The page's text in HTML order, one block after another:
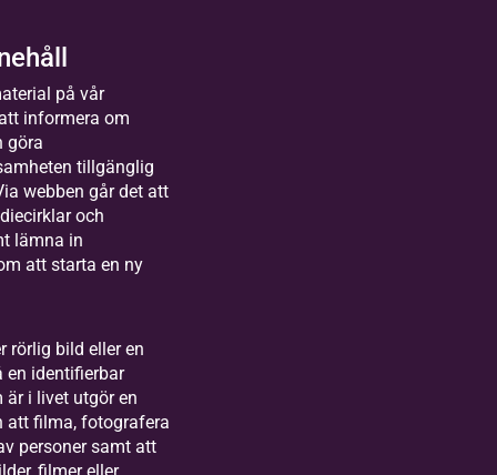
på vår
informera om
göra
tillgänglig
webben går det att
och
lämna in
att starta en ny
rörlig bild eller en
identifierbar
i livet utgör en
att filma, fotografera
personer samt att